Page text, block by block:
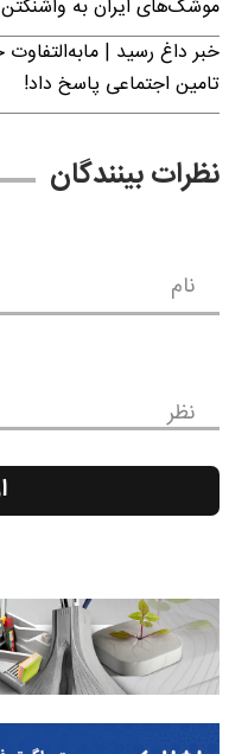
موشک‌های ایران به
خبر داغ رسید |
تامین اجتماعی پاسخ داد!
نظرات بینندگان
نام
نظر